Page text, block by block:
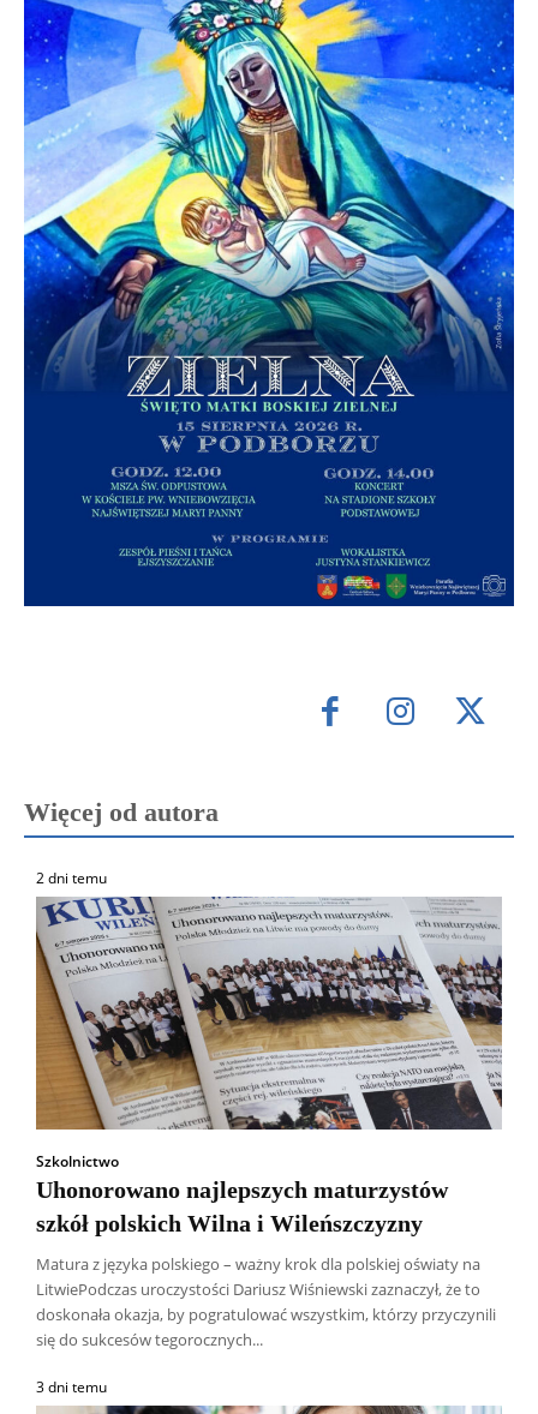
Więcej od autora
2 dni temu
Szkolnictwo
Uhonorowano najlepszych maturzystów
szkół polskich Wilna i Wileńszczyzny
Matura z języka polskiego – ważny krok dla polskiej oświaty na
LitwiePodczas uroczystości Dariusz Wiśniewski zaznaczył, że to
doskonała okazja, by pogratulować wszystkim, którzy przyczynili
się do sukcesów tegorocznych...
3 dni temu